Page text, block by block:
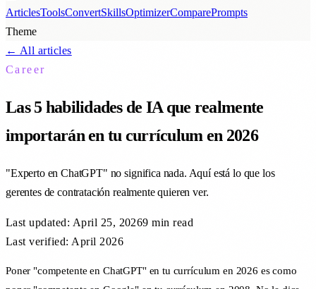
ArticlesToolsConvertSkillsOptimizerComparePrompts
Theme
← All articles
Career
Las 5 habilidades de IA que realmente
importarán en tu currículum en 2026
"Experto en ChatGPT" no significa nada. Aquí está lo que los
gerentes de contratación realmente quieren ver.
Last updated: April 25, 20269 min read
Last verified: April 2026
Poner "competente en ChatGPT" en tu currículum en 2026 es como